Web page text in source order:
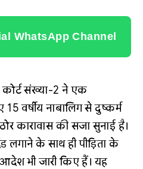
WhatsApp Channel
कोर्ट संख्या-2 ने एक
वर्षीय नाबालिग से दुष्कर्म
कारावास की सजा सुनाई है।
लगाने के साथ ही पीड़िता के
भी जारी किए हैं। यह